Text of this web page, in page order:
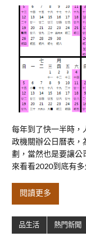
每年到了快一半時，
政機關辦公日曆表，
劃，當然也是要讓公
來看看2020到底有多
閱讀更多
品生活 熱門新聞